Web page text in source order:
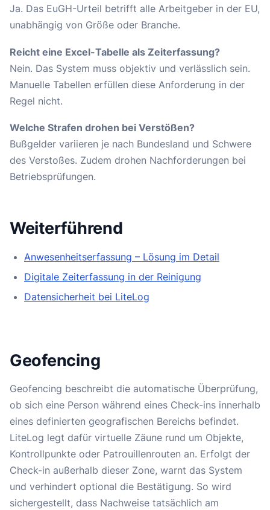
Ja. Das EuGH-Urteil betrifft alle Arbeitgeber in der EU,
unabhängig von Größe oder Branche.
Reicht eine Excel-Tabelle als Zeiterfassung?
Nein. Das System muss objektiv und verlässlich sein.
Manuelle Tabellen erfüllen diese Anforderung in der
Regel nicht.
Welche Strafen drohen bei Verstößen?
Bußgelder variieren je nach Bundesland und Schwere
des Verstoßes. Zudem drohen Nachforderungen bei
Betriebsprüfungen.
Weiterführend
Anwesenheitserfassung – Lösung im Detail
Digitale Zeiterfassung in der Reinigung
Datensicherheit bei LiteLog
Geofencing
Geofencing beschreibt die automatische Überprüfung,
ob sich eine Person während eines Check-ins innerhalb
eines definierten geografischen Bereichs befindet.
LiteLog legt dafür virtuelle Zäune rund um Objekte,
Kontrollpunkte oder Patrouillenrouten an. Erfolgt der
Check-in außerhalb dieser Zone, warnt das System
und verhindert optional die Bestätigung. So wird
sichergestellt, dass Nachweise tatsächlich am